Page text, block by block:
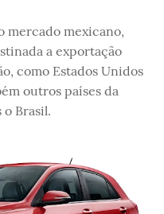
mercado mexicano,
a exportação
como Estados Unidos
outros países da
Brasil.